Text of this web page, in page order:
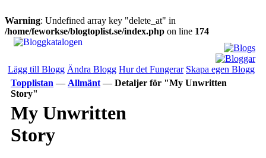
Warning: Undefined array key "delete_at" in
/home/feworkse/blogtoplist.se/index.php on line 174
Lägg till Blogg Ändra Blogg Hur det Fungerar Skapa egen Blogg
Topplistan — Allmänt — Detaljer för "My Unwritten
Story"
My Unwritten
Story